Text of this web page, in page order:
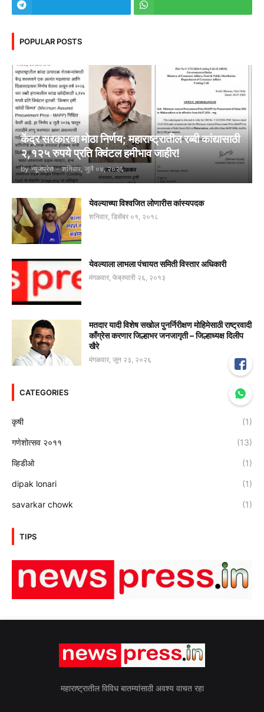
POPULAR POSTS
केंद्र सरकारचा मोठा निर्णय; महाराष्ट्रातील रब्बी कांद्यासाठी
२,१२५ रुपये प्रति क्विंटल हमीभाव जाहीर!
by न्यूजप्रेस - शनिवार, जुलै ०४, २०२६
येवल्याच्या विश्वजित लोणारीस कांस्यपदक
शनिवार, डिसेंबर ०१, २०१८
येवल्याला लाभला पंचायत समिती विस्तार अधिकारी
मंगळवार, फेब्रुवारी २६, २०१३
मतदार यादी विशेष सखोल पुनर्निरीक्षण मोहिमेसाठी राष्ट्रवादी
काँग्रेस करणार जिल्हाभर जनजागृती – जिल्हाध्यक्ष दिलीप
खैरे
मंगळवार, जून २३, २०२६
CATEGORIES
कृषी (1)
गणेशोत्सव २०११ (13)
व्हिडीओ (1)
dipak lonari (1)
savarkar chowk (1)
TIPS
महाराष्ट्रातील विविध बातम्यांसाठी अवश्य वाचत रहा